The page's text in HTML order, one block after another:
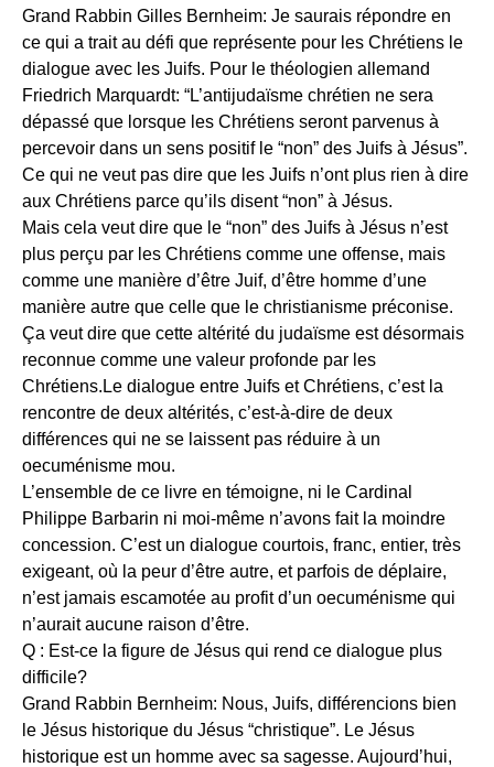
Grand Rabbin Gilles Bernheim: Je saurais répondre en
ce qui a trait au défi que représente pour les Chrétiens le
dialogue avec les Juifs. Pour le théologien allemand
Friedrich Marquardt: “L’antijudaïsme chrétien ne sera
dépassé que lorsque les Chrétiens seront parvenus à
percevoir dans un sens positif le “non” des Juifs à Jésus”.
Ce qui ne veut pas dire que les Juifs n’ont plus rien à dire
aux Chrétiens parce qu’ils disent “non” à Jésus.
Mais cela veut dire que le “non” des Juifs à Jésus n’est
plus perçu par les Chrétiens comme une offense, mais
comme une manière d’être Juif, d’être homme d’une
manière autre que celle que le christianisme préconise.
Ça veut dire que cette altérité du judaïsme est désormais
reconnue comme une valeur profonde par les
Chrétiens.Le dialogue entre Juifs et Chrétiens, c’est la
rencontre de deux altérités, c’est-à-dire de deux
différences qui ne se laissent pas réduire à un
oecuménisme mou.
L’ensemble de ce livre en témoigne, ni le Cardinal
Philippe Barbarin ni moi-même n’avons fait la moindre
concession. C’est un dialogue courtois, franc, entier, très
exigeant, où la peur d’être autre, et parfois de déplaire,
n’est jamais escamotée au profit d’un oecuménisme qui
n’aurait aucune raison d’être.
Q : Est-ce la figure de Jésus qui rend ce dialogue plus
difficile?
Grand Rabbin Bernheim: Nous, Juifs, différencions bien
le Jésus historique du Jésus “christique”. Le Jésus
historique est un homme avec sa sagesse. Aujourd’hui,